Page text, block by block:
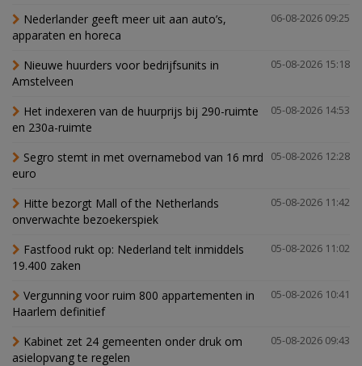
06-08-2026 09:25
Nederlander geeft meer uit aan auto’s,
apparaten en horeca
05-08-2026 15:18
Nieuwe huurders voor bedrijfsunits in
Amstelveen
05-08-2026 14:53
Het indexeren van de huurprijs bij 290-ruimte
en 230a-ruimte
05-08-2026 12:28
Segro stemt in met overnamebod van 16 mrd
euro
05-08-2026 11:42
Hitte bezorgt Mall of the Netherlands
onverwachte bezoekerspiek
05-08-2026 11:02
Fastfood rukt op: Nederland telt inmiddels
19.400 zaken
05-08-2026 10:41
Vergunning voor ruim 800 appartementen in
Haarlem definitief
05-08-2026 09:43
Kabinet zet 24 gemeenten onder druk om
asielopvang te regelen